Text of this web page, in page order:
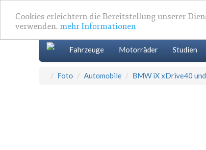
Cookies erleichtern die Bereitstellung unserer
verwenden. mehr Informationen
Fahrzeuge Motorräder Studien
Foto Automobile BMW iX xDrive40